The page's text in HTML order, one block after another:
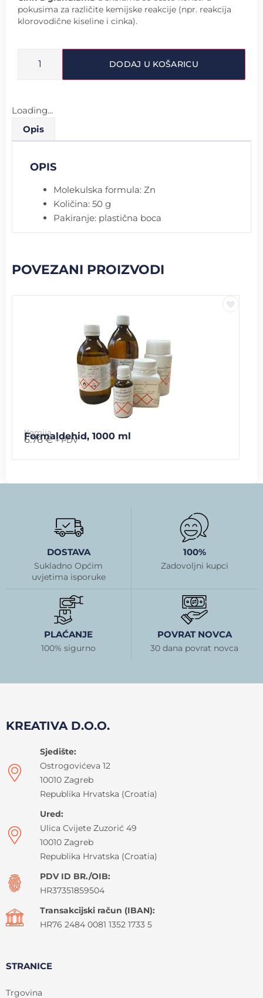
pokusima za različite kemijske reakcije (npr. reakcija
klorovodične kiseline i cinka).
DODAJ U KOŠARICU
Loading...
Opis
OPIS
Molekulska formula: Zn
Količina: 50 g
Pakiranje: plastična boca
POVEZANI PROIZVODI
Kemija
Formaldehid, 1000 ml
6.76€ + PDV
DOSTAVA
Sukladno Općim
uvjetima isporuke
100%
Zadovoljni kupci
PLAĆANJE
100% sigurno
POVRAT NOVCA
30 dana povrat novca
KREATIVA D.O.O.
Sjedište:
Ostrogovićeva 12
10010 Zagreb
Republika Hrvatska (Croatia)
Ured:
Ulica Cvijete Zuzorić 49
10010 Zagreb
Republika Hrvatska (Croatia)
PDV ID BR./OIB:
HR37351859504
Transakcijski račun (IBAN):
HR76 2484 0081 1352 1733 5
STRANICE
Trgovina